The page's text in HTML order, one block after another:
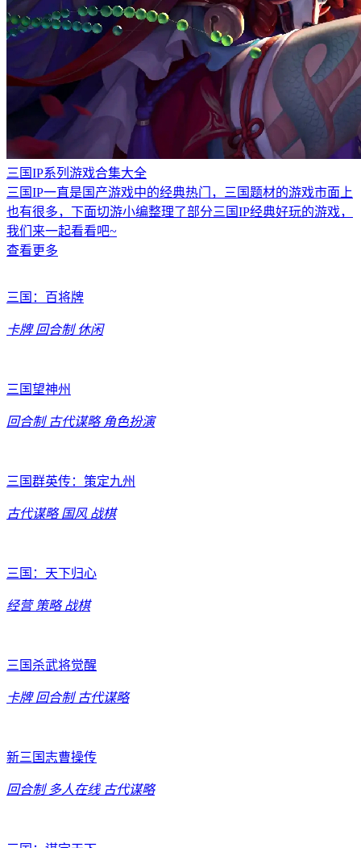
三国IP系列游戏合集大全
三国IP一直是国产游戏中的经典热门，三国题材的游戏市面上
也有很多，下面切游小编整理了部分三国IP经典好玩的游戏，
我们来一起看看吧~
查看更多
三国：百将牌
卡牌 回合制 休闲
三国望神州
回合制 古代谋略 角色扮演
三国群英传：策定九州
古代谋略 国风 战棋
三国：天下归心
经营 策略 战棋
三国杀武将觉醒
卡牌 回合制 古代谋略
新三国志曹操传
回合制 多人在线 古代谋略